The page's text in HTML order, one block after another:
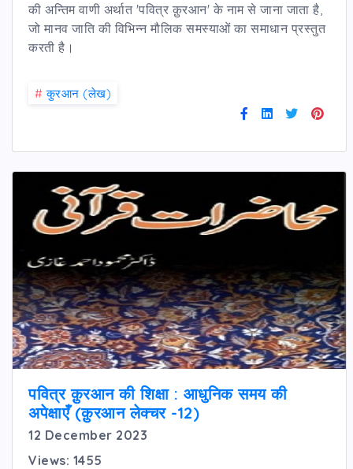
की अन्तिम वाणी अर्थात 'पवित्र क़ुरआन' के नाम से जाना जाता है,
जो मानव जाति की विभिन्न मौलिक समस्याओं का समाधान प्रस्तुत
करती है।
# कु़रआन (लेख)
पवित्र क़ुरआन की शिक्षा : आधुनिक समय की
अपेक्षाएँ (क़ुरआन लेक्चर -12)
12 December 2023
Views: 1455